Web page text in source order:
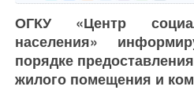
ОГКУ «Центр
населения»
порядке
жилого помещения и